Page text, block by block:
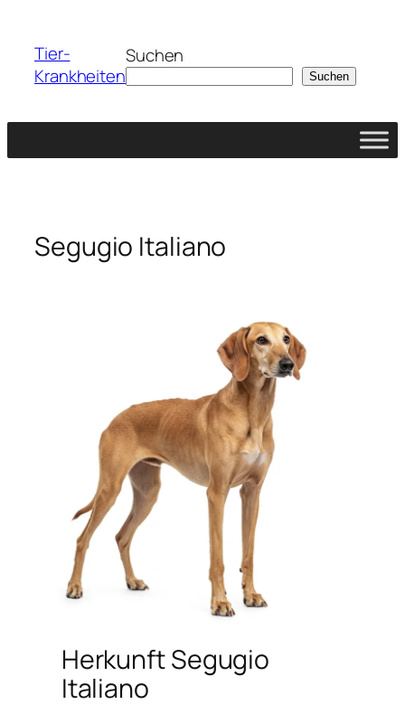
springen
Tier-
Krankheiten
Suchen
Suchen
Segugio Italiano
Herkunft Segugio
Italiano